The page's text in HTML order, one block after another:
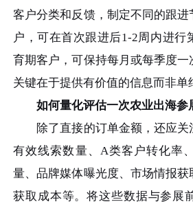
客户分类和反馈，制定不同的跟
户，可在首次跟进后1-2周内进行
育期客户，可保持每月或每季度一
关键在于提供有价值的信息而非单
如何量化评估一次农业出海参
除了直接的订单金额，还应关
有效线索数量、A类客户转化率
量、品牌媒体曝光度、市场情报
获取成本等。将这些数据与参展